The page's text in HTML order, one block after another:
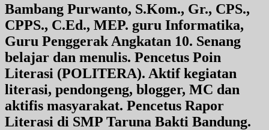
Bambang Purwanto, S.Kom., Gr., CPS.,
CPPS., C.Ed., MEP. guru Informatika,
Guru Penggerak Angkatan 10. Senang
belajar dan menulis. Pencetus Poin
Literasi (POLITERA). Aktif kegiatan
literasi, pendongeng, blogger, MC dan
aktifis masyarakat. Pencetus Rapor
Literasi di SMP Taruna Bakti Bandung.